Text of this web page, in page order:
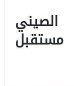
الصيني
مستقبل